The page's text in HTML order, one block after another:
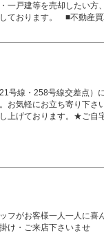
一戸建等を売却したい方
しております。 ■不動産
号線・258号線交差点）
お気軽にお立ち寄り下さ
上げております。★ご自
フがお客様一人一人に喜
け・ご来店下さいませ